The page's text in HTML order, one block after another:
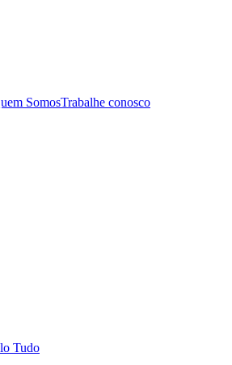
SomosTrabalhe conosco
Tudo